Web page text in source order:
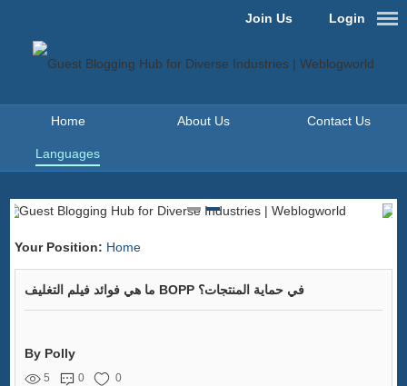
Login
Join Us
Home About Us Contact Us
Languages
Your Position: Home
ما هي فوائد فيلم التغليف BOPP في حماية المنتجات؟
By Polly
5 0 0